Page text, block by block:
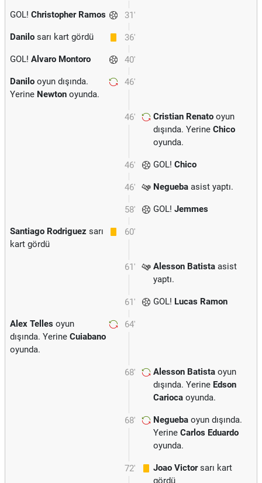
31'
GOL! Christopher Ramos
36'
Danilo sarı kart gördü
40'
GOL! Alvaro Montoro
46'
Danilo oyun dışında.
Yerine Newton oyunda.
46' Cristian Renato oyun
dışında. Yerine Chico
oyunda.
46' GOL! Chico
46' Negueba asist yaptı.
58' GOL! Jemmes
60'
Santiago Rodriguez sarı
kart gördü
61' Alesson Batista asist
yaptı.
61' GOL! Lucas Ramon
64'
Alex Telles oyun
dışında. Yerine Cuiabano
oyunda.
68' Alesson Batista oyun
dışında. Yerine Edson
Carioca oyunda.
68' Negueba oyun dışında.
Yerine Carlos Eduardo
oyunda.
72' Joao Victorsarı kart
gördü